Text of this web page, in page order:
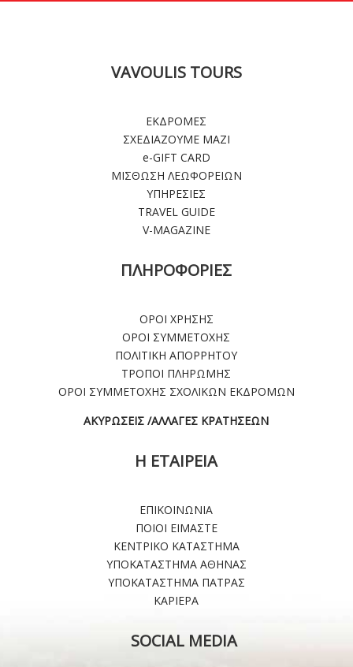
VAVOULIS TOURS
ΕΚΔΡΟΜΕΣ
ΣΧΕΔΙΑΖΟΥΜΕ ΜΑΖΙ
e-GIFT CARD
ΜΙΣΘΩΣΗ ΛΕΩΦΟΡΕΙΩΝ
ΥΠΗΡΕΣΙΕΣ
TRAVEL GUIDE
V-MAGAZINE
ΠΛΗΡΟΦΟΡΙΕΣ
ΟΡΟΙ ΧΡΗΣΗΣ
ΟΡΟΙ ΣΥΜΜΕΤΟΧΗΣ
ΠΟΛΙΤΙΚΗ ΑΠΟΡΡΗΤΟΥ
ΤΡΟΠΟΙ ΠΛΗΡΩΜΗΣ
ΟΡΟΙ ΣΥΜΜΕΤΟΧΗΣ ΣΧΟΛΙΚΩΝ ΕΚΔΡΟΜΩΝ
ΑΚΥΡΩΣΕΙΣ /ΑΛΛΑΓΕΣ ΚΡΑΤΗΣΕΩΝ
Η ΕΤΑΙΡΕΙΑ
ΕΠΙΚΟΙΝΩΝΙΑ
ΠΟΙΟΙ ΕΙΜΑΣΤΕ
ΚΕΝΤΡΙΚΟ ΚΑΤΑΣΤΗΜΑ
ΥΠΟΚΑΤΑΣΤΗΜΑ ΑΘΗΝΑΣ
ΥΠΟΚΑΤΑΣΤΗΜΑ ΠΑΤΡΑΣ
ΚΑΡΙΕΡΑ
SOCIAL MEDIA